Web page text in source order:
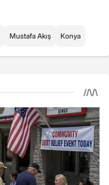
Mustafa Akış Konya